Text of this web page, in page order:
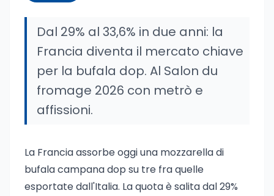
Dal 29% al 33,6% in due anni: la
Francia diventa il mercato chiave
per la bufala dop. Al Salon du
fromage 2026 con metrò e
affissioni.
La Francia assorbe oggi una mozzarella di
bufala campana dop su tre fra quelle
esportate dall'Italia. La quota è salita dal 29%